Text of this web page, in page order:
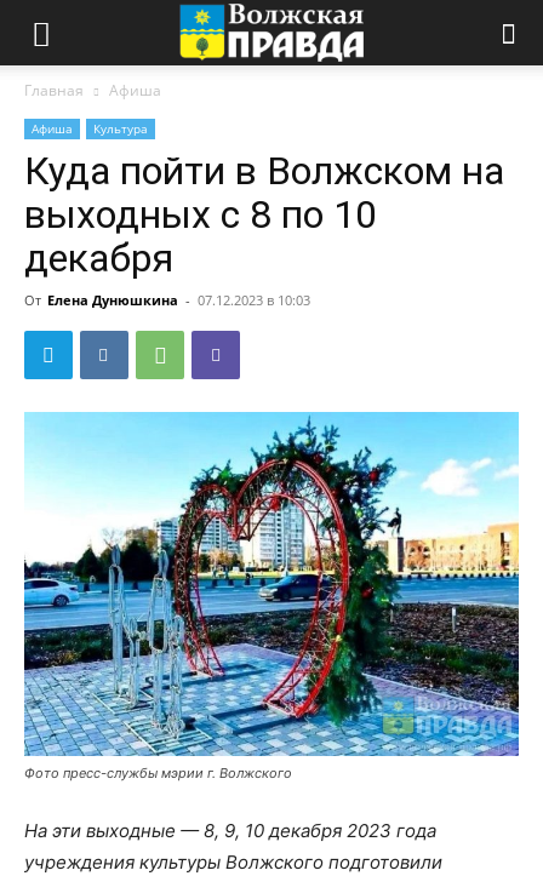
Главная Афиша
Афиша Культура
Куда пойти в Волжском на
выходных с 8 по 10
декабря
От Елена Дунюшкина - 07.12.2023 в 10:03
Фото пресс-службы мэрии г. Волжского
На эти выходные — 8, 9, 10 декабря 2023 года
учреждения культуры Волжского подготовили